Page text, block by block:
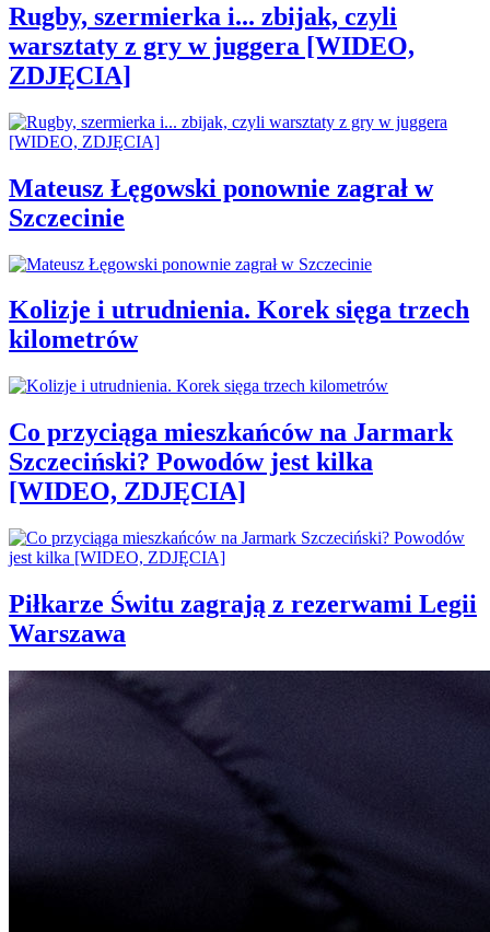
Rugby, szermierka i... zbijak, czyli
warsztaty z gry w juggera [WIDEO,
ZDJĘCIA]
Mateusz Łęgowski ponownie zagrał w
Szczecinie
Kolizje i utrudnienia. Korek sięga trzech
kilometrów
Co przyciąga mieszkańców na Jarmark
Szczeciński? Powodów jest kilka
[WIDEO, ZDJĘCIA]
Piłkarze Świtu zagrają z rezerwami Legii
Warszawa